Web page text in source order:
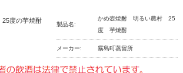
度の芋焼酎
製品名:
かめ壺焼酎 明るい農村 25
度 芋焼酎
メーカー: 霧島町蒸留所